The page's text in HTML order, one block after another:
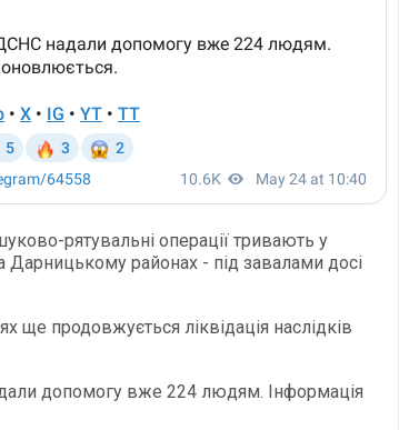
рятувальні операції тривають у
Дарницькому районах - під завалами досі
ще продовжується ліквідація наслідків
допомогу вже 224 людям. Інформація